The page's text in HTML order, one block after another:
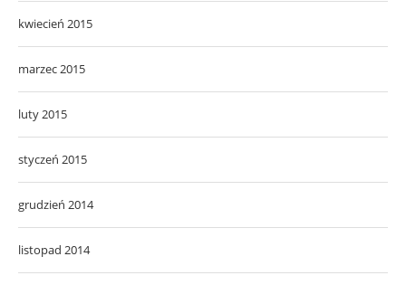
kwiecień 2015
marzec 2015
luty 2015
styczeń 2015
grudzień 2014
listopad 2014